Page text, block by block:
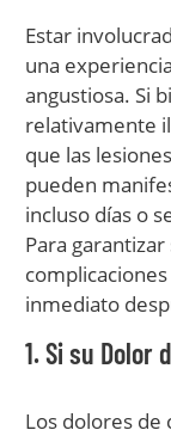
Estar
una
angustiosa. Si
relativamente
que las
pueden
incluso días o
Para
inmediato
1. Si su Dolor
Los dolores de